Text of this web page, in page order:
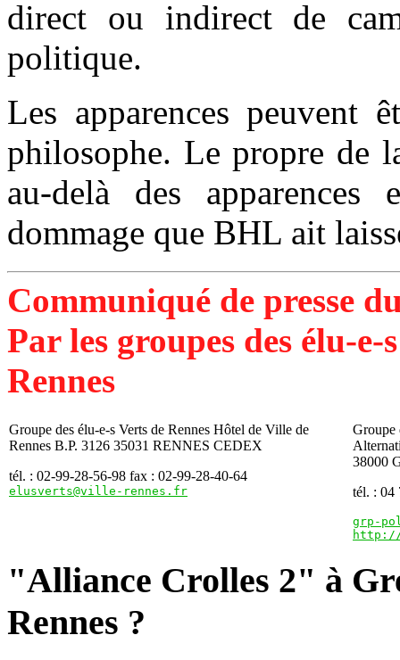
direct ou indirect de
politique.
Les apparences peuvent
philosophe. Le propre de
au-delà des
dommage que BHL ait
Communiqué de presse
Par les groupes des élu-e-
Rennes
Groupe des élu-e-s Verts de Rennes Hôtel de Ville de
Rennes B.P. 3126 35031 RENNES CEDEX
tél. : 02-99-28-56-98 fax : 02-99-28-40-64
elusverts@ville-rennes.fr
Groupe
38000
tél. : 04
grp-
http://
"Alliance Crolles 2" à
Rennes ?